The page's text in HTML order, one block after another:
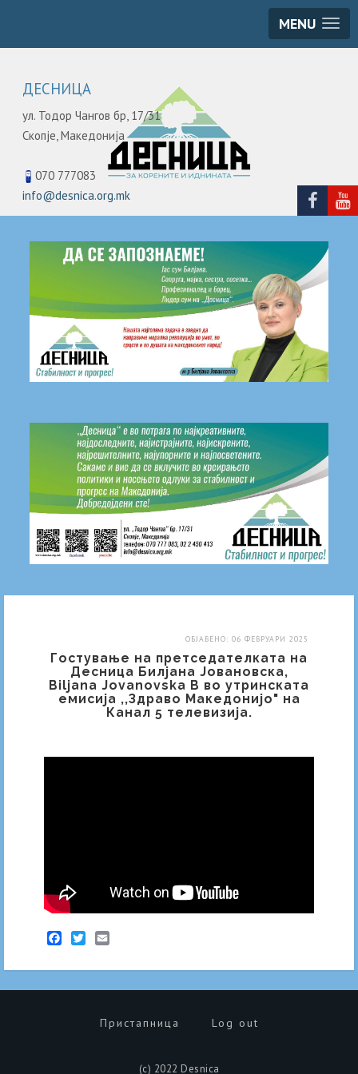
MENU
ДЕСНИЦА
ул. Тодор Чангов бр, 17/31
Скопје,Македонија
070 777083
info@desnica.org.mk
ОБЈАВЕНО: 06 ФЕВРУАРИ 2025
Гостување на претседателката на
Десница Билјана Јовановска,
Biljana Jovanovska B во утринската
емисија ,,Здраво Македонијо" на
Канал 5 телевизија.
Пристапница Log out
(c) 2022 Desnica